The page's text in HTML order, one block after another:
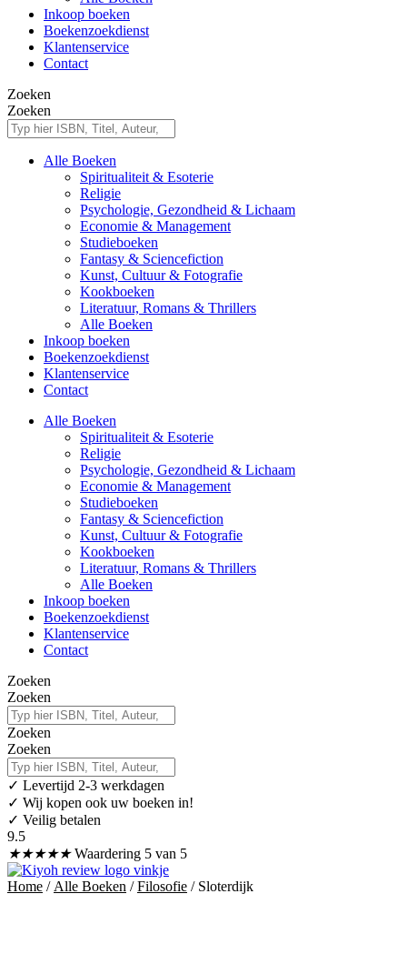
Inkoop boeken
Boekenzoekdienst
Klantenservice
Contact
Zoeken
Zoeken
Alle Boeken
Spiritualiteit & Esoterie
Religie
Psychologie, Gezondheid & Lichaam
Economie & Management
Studieboeken
Fantasy & Sciencefiction
Kunst, Cultuur & Fotografie
Kookboeken
Literatuur, Romans & Thrillers
Alle Boeken
Inkoop boeken
Boekenzoekdienst
Klantenservice
Contact
Alle Boeken
Spiritualiteit & Esoterie
Religie
Psychologie, Gezondheid & Lichaam
Economie & Management
Studieboeken
Fantasy & Sciencefiction
Kunst, Cultuur & Fotografie
Kookboeken
Literatuur, Romans & Thrillers
Alle Boeken
Inkoop boeken
Boekenzoekdienst
Klantenservice
Contact
Zoeken
Zoeken
Zoeken
Zoeken
✓ Levertijd 2-3 werkdagen
✓ Wij kopen ook uw boeken in!
✓ Veilig betalen
9.5
★★★★★ Waardering 5 van 5
Home / Alle Boeken /Filosofie / Sloterdijk